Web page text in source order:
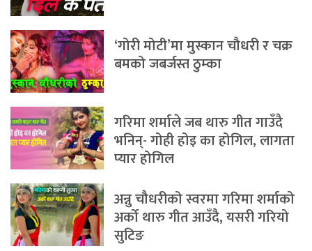
‘गोरी मोटी’मा मुस्कान चौधरी र चक्र
बमको जबर्जस्त ठुम्का
गरिमा शर्माले जब थारु गीत गाउँदै
भनिन्- गोही होइ का होगिल, लागता
प्यार होगिल
अन्नु चौधरीको स्वरमा गरिमा शर्माको
अर्को थारु गीत आउँदै, यसरी गरियो
सुटिङ